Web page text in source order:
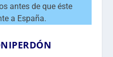
antes de que éste
a España.